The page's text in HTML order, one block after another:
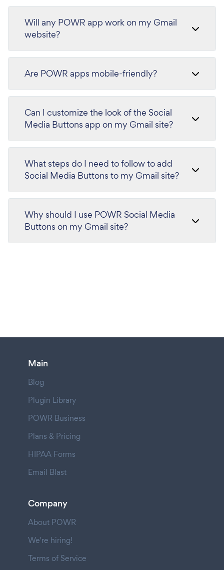
Will any POWR app work on my Gmail
website?
Are POWR apps mobile-friendly?
Can I customize the look of the Social
Media Buttons app on my Gmail site?
What steps do I need to follow to add
Social Media Buttons to my Gmail site?
Why should I use POWR Social Media
Buttons on my Gmail site?
Main
Blog
Plugin Library
POWR Business
Plans & Pricing
HIPAA Forms
Email Blast
Company
About POWR
We're hiring!
Terms of Service